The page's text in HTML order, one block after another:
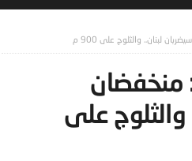
لبنان.. والثلوج على 900 م
منخفضان
والثلوج على